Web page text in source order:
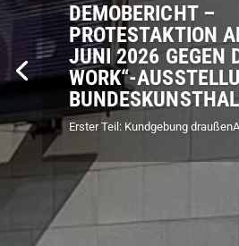
DEMOBERICHT –
PROTESTAKTION
JUNI 2026 GEGEN
WORK“-
Erster Teil: Kundgebung